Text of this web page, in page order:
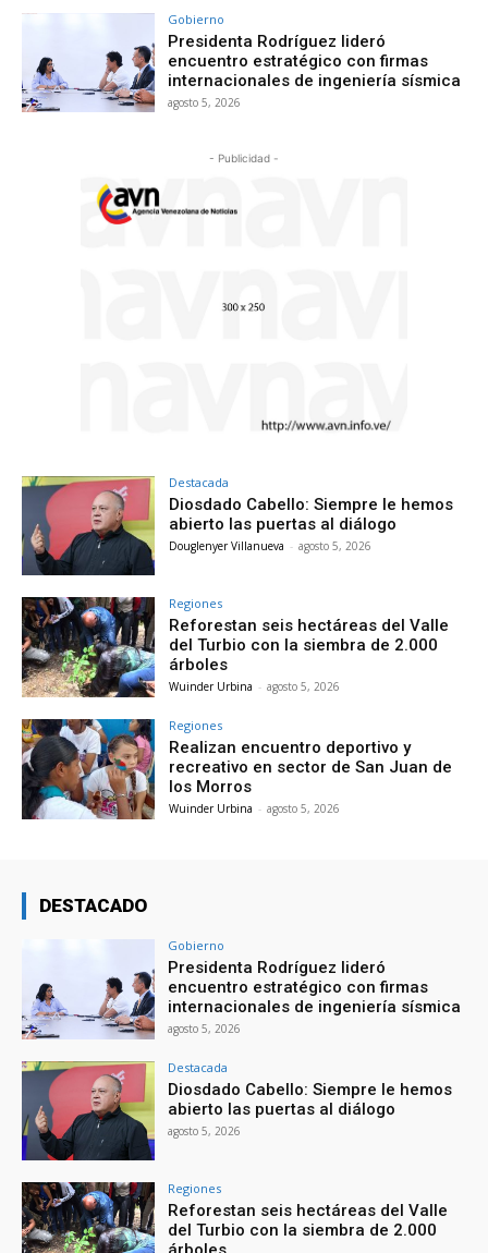
Gobierno
Presidenta Rodríguez lideró
encuentro estratégico con firmas
internacionales de ingeniería sísmica
agosto 5, 2026
- Publicidad -
Destacada
Diosdado Cabello: Siempre le hemos
abierto las puertas al diálogo
Douglenyer Villanueva - agosto 5, 2026
Regiones
Reforestan seis hectáreas del Valle
del Turbio con la siembra de 2.000
árboles
Wuinder Urbina - agosto 5, 2026
Regiones
Realizan encuentro deportivo y
recreativo en sector de San Juan de
los Morros
Wuinder Urbina - agosto 5, 2026
DESTACADO
Gobierno
Presidenta Rodríguez lideró
encuentro estratégico con firmas
internacionales de ingeniería sísmica
agosto 5, 2026
Destacada
Diosdado Cabello: Siempre le hemos
abierto las puertas al diálogo
agosto 5, 2026
Regiones
Reforestan seis hectáreas del Valle
del Turbio con la siembra de 2.000